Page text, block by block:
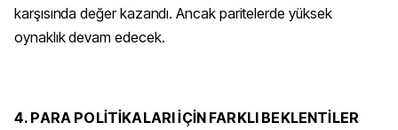
karşısında değer kazandı. Ancak paritelerde yüksek
oynaklık devam edecek.
4. PARA POLİTİKALARI İÇİN FARKLI BEKLENTİLER